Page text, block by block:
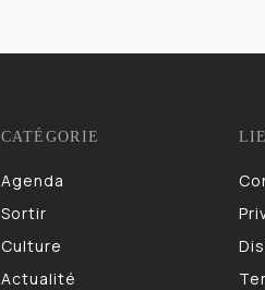
CATÉGORIE
Agenda
Sortir
Culture
Actualité